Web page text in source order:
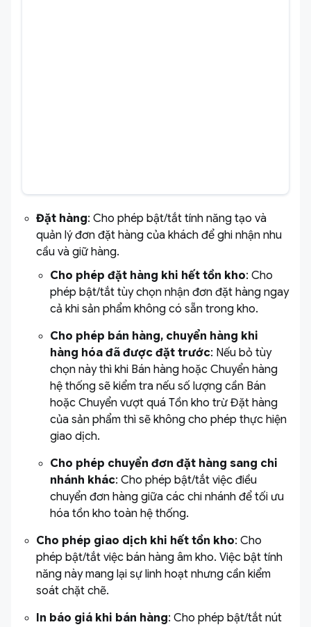
Đặt hàng: Cho phép bật/tắt tính năng tạo và
quản lý đơn đặt hàng của khách để ghi nhận nhu
cầu và giữ hàng.
Cho phép đặt hàng khi hết tồn kho: Cho
phép bật/tắt tùy chọn nhận đơn đặt hàng ngay
cả khi sản phẩm không có sẵn trong kho.
Cho phép bán hàng, chuyển hàng khi
hàng hóa đã được đặt trước: Nếu bỏ tùy
chọn này thì khi Bán hàng hoặc Chuyển hàng
hệ thống sẽ kiểm tra nếu số lượng cần Bán
hoặc Chuyển vượt quá Tồn kho trừ Đặt hàng
của sản phẩm thì sẽ không cho phép thực hiện
giao dịch.
Cho phép chuyển đơn đặt hàng sang chi
nhánh khác: Cho phép bật/tắt việc điều
chuyển đơn hàng giữa các chi nhánh để tối ưu
hóa tồn kho toàn hệ thống.
Cho phép giao dịch khi hết tồn kho: Cho
phép bật/tắt việc bán hàng âm kho. Việc bật tính
năng này mang lại sự linh hoạt nhưng cần kiểm
soát chặt chẽ.
In báo giá khi bán hàng: Cho phép bật/tắt nút